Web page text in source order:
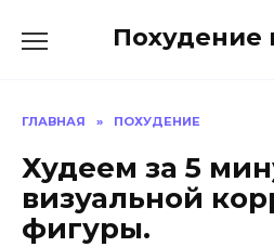
Похудение
ГЛАВНАЯ » ПОХУДЕНИЕ
Худеем за 5
визуальной
фигуры.